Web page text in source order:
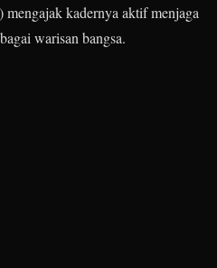
kadernya aktif menjaga
warisan bangsa.